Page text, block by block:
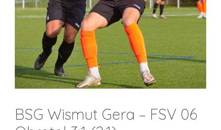
BSG Wismut Gera – FSV 06